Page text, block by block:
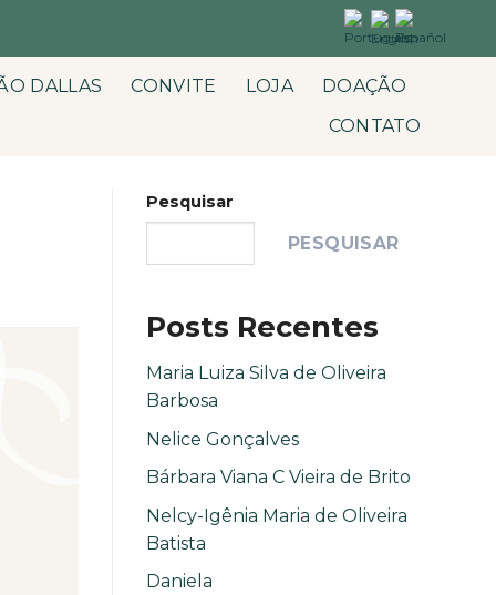
DALLAS CONVITE LOJA
DOAÇÃO
CONTATO
Pesquisar
PESQUISAR
Posts Recentes
Maria Luiza Silva de Oliveira
Barbosa
Nelice Gonçalves
Bárbara Viana C Vieira de Brito
Nelcy-Igênia Maria de Oliveira
Batista
Daniela